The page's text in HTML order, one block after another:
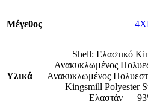
Μέγεθος
Υλικά
Shell: Ελαστικό
Ανακυκλωμένος
Ανακυκλωμένος
Kingsmill Polyester
Ελαστάν —